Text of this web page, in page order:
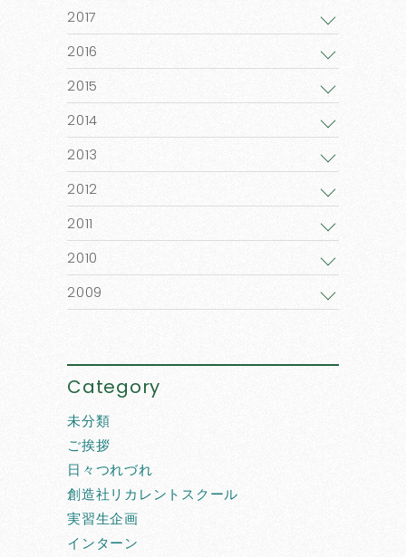
2017
2016
2015
2014
2013
2012
2011
2010
2009
Category
未分類
ご挨拶
日々つれづれ
創造社リカレントスクール
実習生企画
インターン